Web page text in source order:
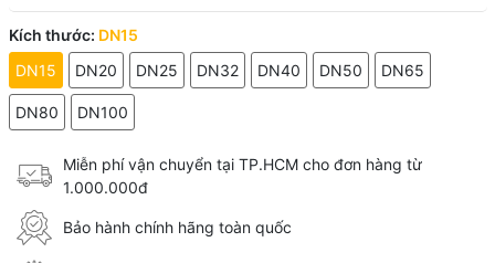
Kích thước: DN15
DN15
DN20 DN25 DN32 DN40 DN50 DN65
DN80 DN100
Miễn phí vận chuyển tại TP.HCM cho đơn hàng từ
1.000.000đ
Bảo hành chính hãng toàn quốc